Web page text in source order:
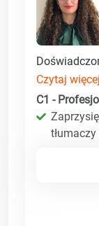
Czytaj
C1 -